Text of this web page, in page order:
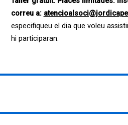
correu a:
especifiqueu el dia que voleu
hi participaran.